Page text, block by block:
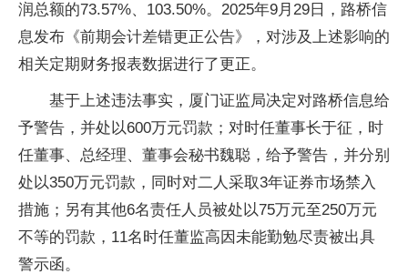
润总额的73.57%、103.50%。2025年9月29日，路桥信
息发布《前期会计差错更正公告》，对涉及上述影响的
相关定期财务报表数据进行了更正。
基于上述违法事实，厦门证监局决定对路桥信息给
予警告，并处以600万元罚款；对时任董事长于征，时
任董事、总经理、董事会秘书魏聪，给予警告，并分别
处以350万元罚款，同时对二人采取3年证券市场禁入
措施；另有其他6名责任人员被处以75万元至250万元
不等的罚款，11名时任董监高因未能勤勉尽责被出具
警示函。